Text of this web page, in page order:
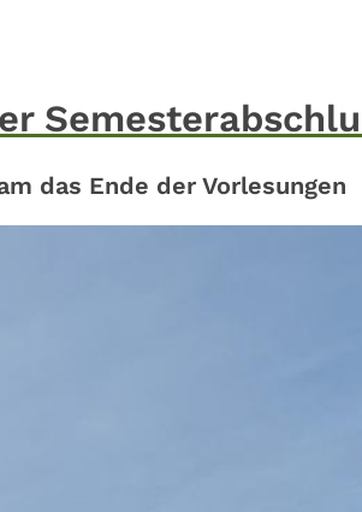
das Ende der Vorlesungen